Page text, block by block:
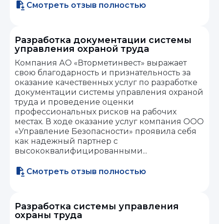
Смотреть отзыв полностью
Разработка документации системы
управления охраной труда
Компания АО «Вторметинвест» выражает
свою благодарность и признательность за
оказание качественных услуг по разработке
документации системы управления охраной
труда и проведение оценки
профессиональных рисков на рабочих
местах. В ходе оказание услуг компания ООО
«Управление Безопасности» проявила себя
как надежный партнер с
высококвалифицированными...
Смотреть отзыв полностью
Разработка системы управления
охраны труда